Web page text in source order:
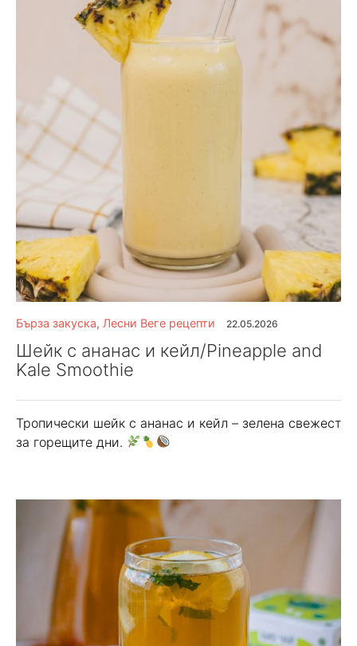
Бърза закуска, Лесни Веге рецепти 22.05.2026
Шейк с ананас и кейл/Pineapple and
Kale Smoothie
Тропически шейк с ананас и кейл – зелена свежест
за горещите дни.